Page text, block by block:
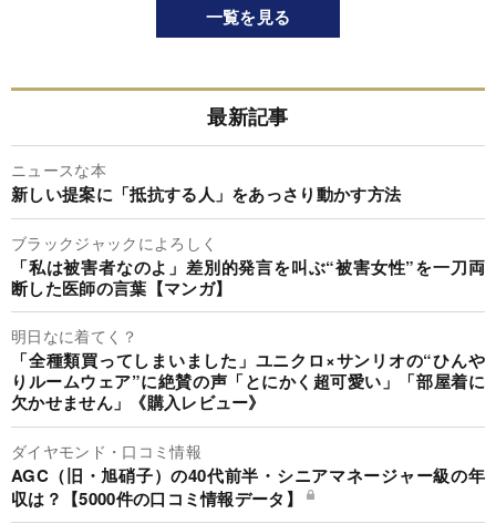
一覧を見る
最新記事
ニュースな本
新しい提案に「抵抗する人」をあっさり動かす方法
ブラックジャックによろしく
「私は被害者なのよ」差別的発言を叫ぶ“被害女性”を一刀両
断した医師の言葉【マンガ】
明日なに着てく？
「全種類買ってしまいました」ユニクロ×サンリオの“ひんや
りルームウェア”に絶賛の声「とにかく超可愛い」「部屋着に
欠かせません」《購入レビュー》
ダイヤモンド・口コミ情報
AGC（旧・旭硝子）の40代前半・シニアマネージャー級の年
収は？【5000件の口コミ情報データ】